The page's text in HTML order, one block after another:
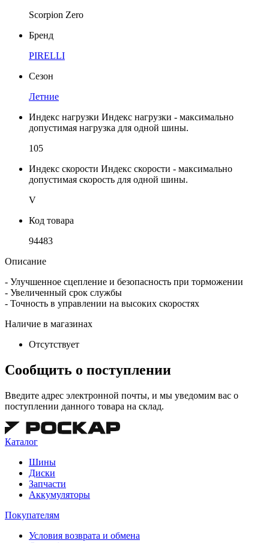
Scorpion Zero
Бренд
PIRELLI
Сезон
Летние
Индекс нагрузки Индекс нагрузки - максимально
допустимая нагрузка для одной шины.
105
Индекс скорости Индекс скорости - максимально
допустимая скорость для одной шины.
V
Код товара
94483
Описание
- Улучшенное сцепление и безопасность при торможении
- Увеличенный срок службы
- Точность в управлении на высоких скоростях
Наличие в магазинах
Отсутствует
Сообщить о поступлении
Введите адрес электронной почты, и мы уведомим вас о
поступлении данного товара на склад.
Каталог
Шины
Диски
Запчасти
Аккумуляторы
Покупателям
Условия возврата и обмена